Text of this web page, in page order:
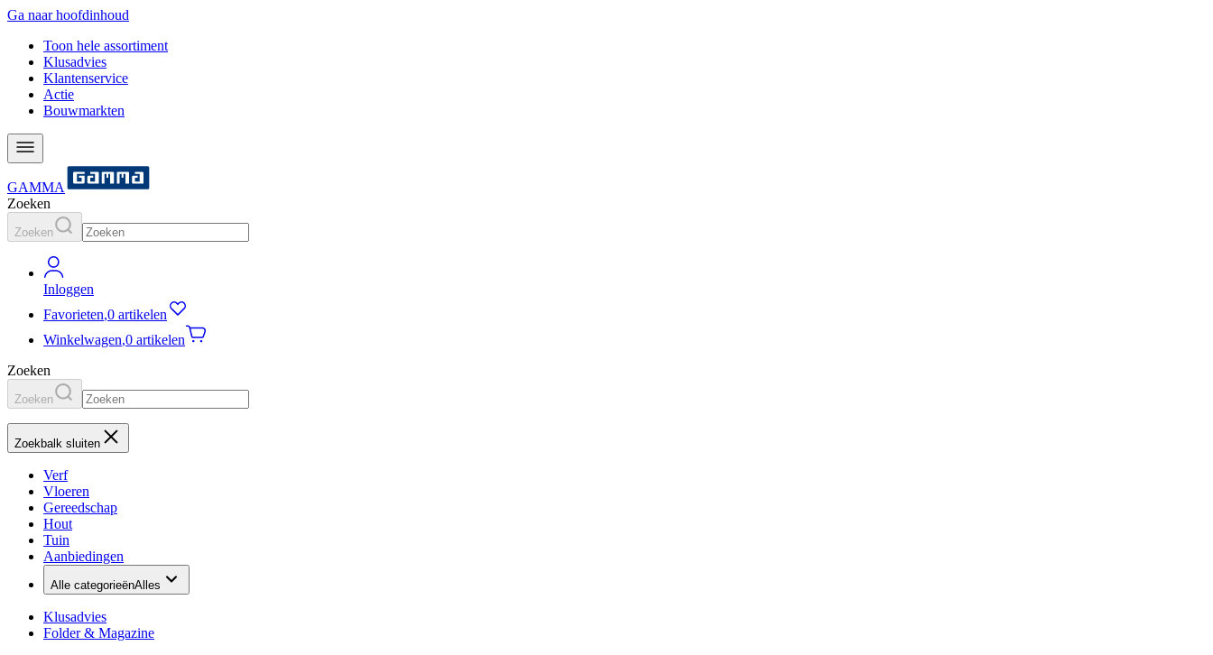
Ga naar hoofdinhoud
Toon hele assortiment
Klusadvies
Klantenservice
Actie
Bouwmarkten
GAMMA
Zoeken
Zoeken
Inloggen
Favorieten,0 artikelen
Winkelwagen,0 artikelen
Zoeken
Zoeken
Zoekbalk sluiten
Verf
Vloeren
Gereedschap
Hout
Tuin
Aanbiedingen
Alle categorieënAlles
Klusadvies
Folder & Magazine